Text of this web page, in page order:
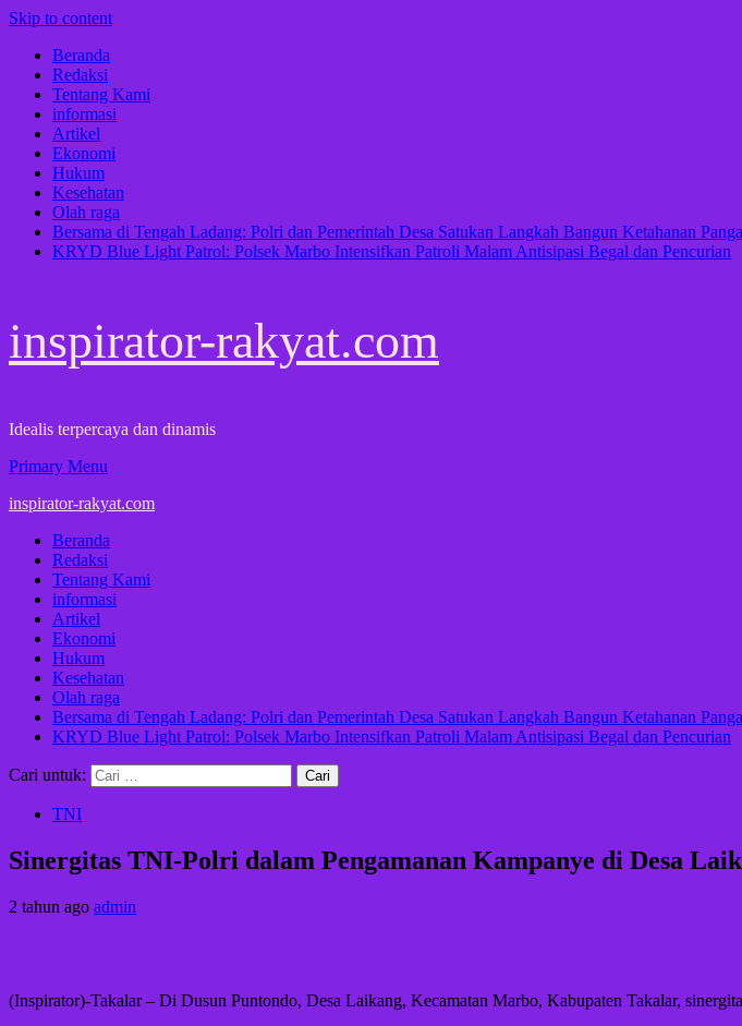
Skip to content
Beranda
Redaksi
Tentang Kami
informasi
Artikel
Ekonomi
Hukum
Kesehatan
Olah raga
Bersama di Tengah Ladang: Polri dan Pemerintah Desa Satukan Langkah Bangun Ketahanan
KRYD Blue Light Patrol: Polsek Marbo Intensifkan Patroli Malam Antisipasi Begal dan Pencurian
inspirator-rakyat.com
Idealis terpercaya dan dinamis
Primary Menu
inspirator-rakyat.com
Beranda
Redaksi
Tentang Kami
informasi
Artikel
Ekonomi
Hukum
Kesehatan
Olah raga
Bersama di Tengah Ladang: Polri dan Pemerintah Desa Satukan Langkah Bangun Ketahanan
KRYD Blue Light Patrol: Polsek Marbo Intensifkan Patroli Malam Antisipasi Begal dan Pencurian
Cari untuk:
TNI
Sinergitas TNI-Polri dalam Pengamanan Kampanye di Desa
2 tahun ago admin
(Inspirator)-Takalar – Di Dusun Puntondo, Desa Laikang, Kecamatan Marbo, Kabupaten Takalar,